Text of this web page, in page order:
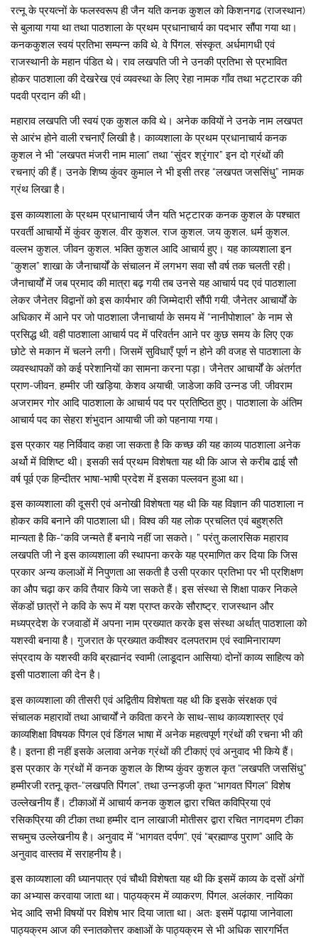
रत्नू के प्रयत्नों के फलस्वरूप ही जैन यति कनक कुशल को किशनगढ (राजस्थान)
से बुलाया गया था तथा पाठशाला के प्रथम प्रधानाचार्य का पदभार सौंपा गया था।
कनककुशल स्वयं प्रतिभा सम्पन्न कवि थे, वे पिंगल, संस्कृत, अर्धमागधी एवं
राजस्थानी के महान पंडित थे। राव लखपति जी ने उनकी प्रतिभा से प्रभावित
होकर पाठशाला की देखरेख एवं व्यवस्था के लिए रेहा नामक गाँव तथा भट्टारक की
पदवी प्रदान की थी।
महाराव लखपति जी स्वयं एक कुशल कवि थे। अनेक कवियों ने उनके नाम लखपत
से आरंभ होने वाली रचनाएँ लिखी है। काव्यशाला के प्रथम प्रधानाचार्य कनक
कुशल ने भी “लखपत मंजरी नाम माला” तथा “सुंदर श्रृंगार” इन दो ग्रंथों की
रचनाएं की हैं। उनके शिष्य कुंवर कुमाल ने भी इसी तरह “लखपत जससिंधु” नामक
ग्रंथ लिखा है।
इस काव्यशाला के प्रथम प्रधानाचार्य जैन यति भट्टारक कनक कुशल के पश्चात
परवर्ती आचार्यो में कुंवर कुशल, वीर कुशल, राज कुशल, जय कुशल, धर्म कुशल,
वल्लभ कुशल, जीवन कुशल, भक्ति कुशल आदि आचार्य हुए। यह काव्यशाला इन
“कुशल” शाखा के जैनाचार्यों के संचालन में लगभग सवा सौ वर्ष तक चलती रही।
जैनाचार्यों में जब प्रमाद की मात्रा बढ़ गयी तब उनसे यह आचार्य पद एवं पाठशाला
लेकर जैनेतर विद्वानों को इस कार्यभार की जिम्मेदारी सौंपी गयी, जैनेतर आचार्यों के
अधिकार में आने पर जो पाठशाला जैनाचार्या के समय में “नानीपोशाल” के नाम से
प्रसिद्ध थी, वही पाठशाला आचार्य पद में परिवर्तन आने पर कुछ समय के लिए एक
छोटे से मकान में चलने लगी। जिसमें सुविधाएँ पूर्ण न होने की वजह से पाठशाला के
व्यवस्थापकों को कई परेशानियों का सामना करना पड़ा। जैनेतर आचार्यों के अंतर्गत
प्राण-जीवन, हम्मीर जी खड़िया, केशव अयाची, जाडेजा कवि उन्नड जी, जीवराम
अजरामर गोर आदि पाठशाला के आचार्य पद पर प्रतिष्ठित हुए। पाठशाला के अंतिम
आचार्य पद का सेहरा शंभुदान आयाची जी को पहनाया गया।
इस प्रकार यह निर्विवाद कहा जा सकता है कि कच्छ की यह काव्य पाठशाला अनेक
अर्थो में विशिष्ट थी। इसकी सर्व प्रथम विशेषता यह थी कि आज से करीब ढाई सौ
वर्ष पूर्व एक हिन्दीतर भाषा-भाषी प्रदेश में इसका पल्लवन हुआ था।
इस काव्यशाला की दूसरी एवं अनोखी विशेषता यह थी कि यह विज्ञान की पाठशाला न
होकर कवि बनाने की पाठशाला धी। विश्व की यह लोक प्रचलित एवं बहुश्रुति
मान्यता है कि-“कवि जन्मते हैं बनाये नहीं जा सकते। ” परंतु कलारसिक महाराव
लखपति जी ने इस काव्यशाला की स्थापना करके यह प्रमाणित कर दिया कि जिस
प्रकार अन्य कलाओं में निपुणता आ सकती है उसी प्रकार प्रतिभा पर भी प्रशिक्षण
का औप चढ़ा कर कवि तैयार किये जा सकते हैं। इस संस्था से शिक्षा पाकर निकले
सेंकडों छात्रों ने कवि के रूप में यश प्राप्त करके सौराष्ट्र, राजस्थान और
मध्यप्रदेश के रजवाडों में अपना नाम प्रख्यात करके इस संस्था अर्थात् पाठशाला को
यशस्वी बनाया है। गुजरात के प्रख्यात कवीश्वर दलपतराम एवं स्वामिनारायण
संप्रदाय के यशस्वी कवि ब्रह्मानंद स्वामी (लाडूदान आसिया) दोनों काव्य साहित्य को
इसी पाठशाला की देन है।
इस काव्यशाला की तीसरी एवं अद्वितीय विशेषता यह थी कि इसके संरक्षक एवं
संचालक महारावों तथा आचार्यों ने कविता करने के साथ-साथ काव्यशास्त्र एवं
काव्यशिक्षा विषयक पिंगल एवं डिंगल भाषा में अनेक महत्वपूर्ण ग्रंथों की रचना भी की
है। इतना ही नहीं इसके अलावा अनेक ग्रंथों की टीकाएं एवं अनुवाद भी किये हैं।
इस प्रकार के ग्रंथों में कनक कुशल के शिष्य कुंवर कुशल कृत “लखपति जससिंधु”
हम्मीरजी रतनू कृत-“लखपति पिंगल”, तथा उन्नड़जी कृत “भागवत पिंगल” विशेष
उल्लेखनीय हैं। टीकाओं में आचार्य कनक कुशल द्वारा रचित कविप्रिया एवं
रसिकप्रिया की टीका तथा हम्मीर दान लाखाजी मोतीसर द्वारा रचित नागदमण टीका
सचमुच उल्लेखनीय है। अनुवाद में “भागवत दर्पण”, एवं “ब्रह्माण्ड पुराण” आदि के
अनुवाद वास्तव में सराहनीय है।
इस काव्यशाला की ध्यानपात्र एवं चौथी विशेषता यह थी कि इसमें काव्य के दसों अंगों
का अभ्यास करवाया जाता था। पाठ्यक्रम में व्याकरण, पिंगल, अलंकार, नायिका
भेद आदि सभी विषयों पर विशेष भार दिया जाता था। अतः इसमें पढ़ाया जानेवाला
पाठ्यक्रम आज की स्नातकोत्तर कक्षाओं के पाठ्यक्रम से भी अधिक सारगर्भित